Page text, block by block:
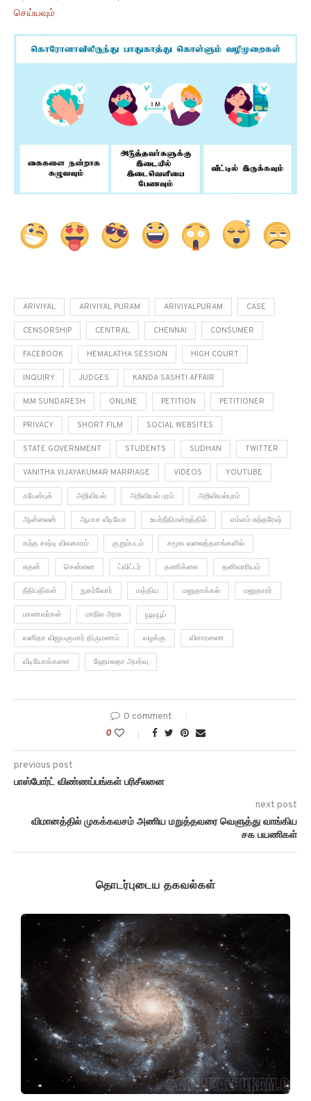
செய்யவும்
ARIVIYAL ARIVIYAL PURAM ARIVIYALPURAM CASE
CENSORSHIP CENTRAL CHENNAI CONSUMER
FACEBOOK HEMALATHA SESSION HIGH COURT
INQUIRY JUDGES KANDA SASHTI AFFAIR
M.M SUNDARESH ONLINE PETITION PETITIONER
PRIVACY SHORT FILM SOCIAL WEBSITES
STATE GOVERNMENT STUDENTS SUDHAN TWITTER
VANITHA VIJAYAKUMAR MARRIAGE VIDEOS YOUTUBE
ஃபேஸ்புக் அறிவியல் அறிவியல் புரம் அறிவியல்புரம்
ஆன்லைன் ஆபாச வீடியோ உயர்நீதிமன்றத்தில் எம்.எம் சுந்தரேஷ்
கந்த சஷ்டி விவகாரம் குறும்படம் சமூக வலைத்தளங்களில்
சுதன் சென்னை ட்விட்டர் தணிக்கை தனிவாரியம்
நீதிபதிகள் நுகர்வோர் மத்திய மனுதாக்கல் மனுதாரர்
மாணவர்கள் மாநில அரசு யூடியூப்
வனிதா விஜயகுமார் திருமணம் வழக்கு விசாரணை
வீடியோக்களை ஹேமலதா அமர்வு
0 comment
0
previous post
பாஸ்போர்ட் விண்ணப்பங்கள் பரிசீலனை
next post
விமானத்தில் முகக்கவசம் அணிய மறுத்தவரை வெளுத்து வாங்கிய
சக பயணிகள்
தொடர்புடைய தகவல்கள்